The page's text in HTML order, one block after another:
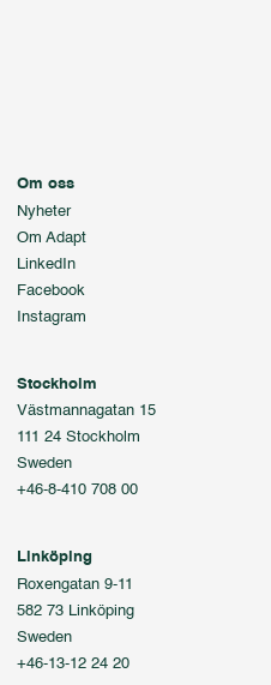
Om oss
Nyheter
Om Adapt
LinkedIn
Facebook
Instagram
Stockholm
Västmannagatan 15
111 24 Stockholm
Sweden
+46-8-410 708 00
Linköping
Roxengatan 9-11
582 73 Linköping
Sweden
+46-13-12 24 20